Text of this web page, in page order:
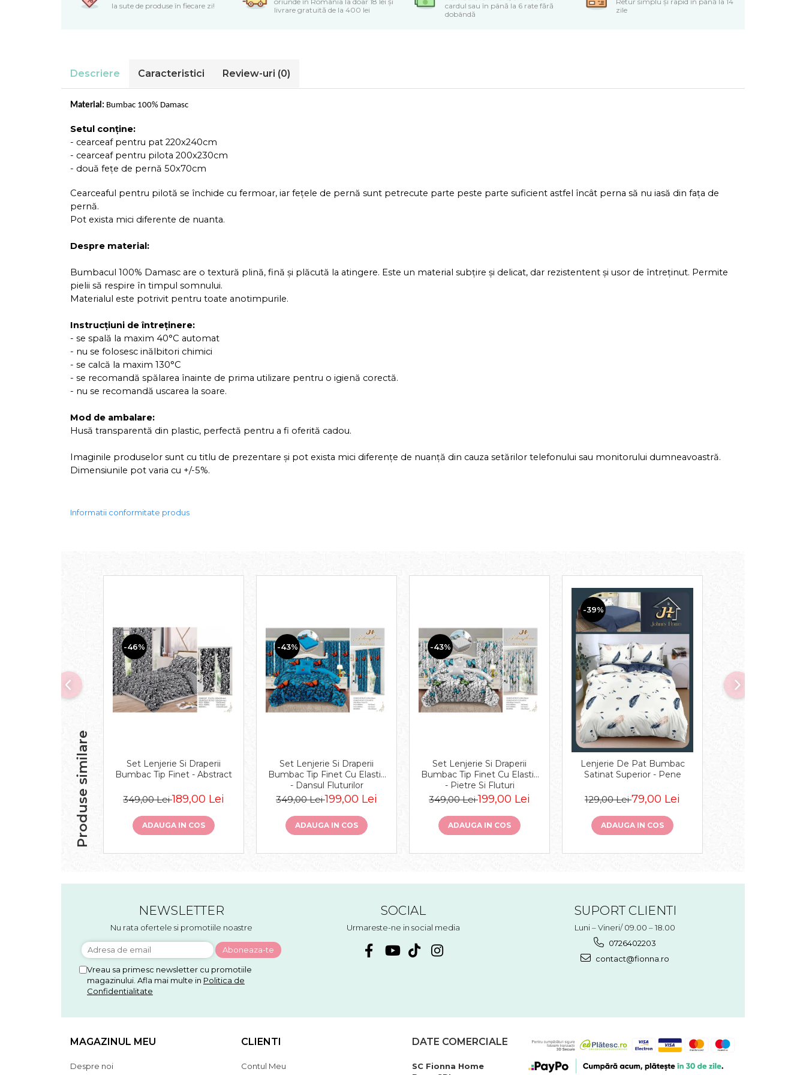
Bumbac 100% Poplin Hobby
Lenjerii Jacquard
Lenjerii Creponate
Lenjerii pentru PASTE
Huse De Pat Tricotate 180x200cmla sute de produse în fiecare zi!
livrare gratuită de la 400 lei
cardul sau în până la 6 rate fără
dobândă
zile
Descriere Caracteristici Review-uri (0)
Material: Bumbac 100% Damasc
Setul conține:
- cearceaf pentru pat 220x240cm
- cearceaf pentru pilota 200x230cm
- două fețe de pernă 50x70cm
Cearceaful pentru pilotă se închide cu fermoar, iar fețele de pernă sunt petrecute parte peste parte suficient astfel încât perna să nu iasă din fața de
pernă.
Pot exista mici diferente de nuanta.
Despre material:
Bumbacul 100% Damasc are o textură plină, fină și plăcută la atingere. Este un material subțire și delicat, dar rezistentent și usor de întreținut. Permite
pielii să respire în timpul somnului.
Materialul este potrivit pentru toate anotimpurile.
Instrucțiuni de întreținere:
- se spală la maxim 40°C automat
- nu se folosesc inălbitori chimici
- se calcă la maxim 130°C
- se recomandă spălarea înainte de prima utilizare pentru o igienă corectă.
- nu se recomandă uscarea la soare.
Mod de ambalare:
Husă transparentă din plastic, perfectă pentru a fi oferită cadou.
Imaginile produselor sunt cu titlu de prezentare și pot exista mici diferențe de nuanță din cauza setărilor telefonului sau monitorului dumneavoastră.
Dimensiunile pot varia cu +/-5%.
Informatii conformitate produs
Produse similare
-46%
Set Lenjerie Si Draperii
Bumbac Tip Finet - Abstract
349,00 Lei189,00 Lei
ADAUGA IN COS
-43%
Set Lenjerie Si Draperii
Bumbac Tip Finet Cu Elastic
- Dansul Fluturilor
349,00 Lei199,00 Lei
ADAUGA IN COS
-43%
Set Lenjerie Si Draperii
Bumbac Tip Finet Cu Elastic
- Pietre Si Fluturi
349,00 Lei199,00 Lei
ADAUGA IN COS
-39%
Lenjerie De Pat Bumbac
Satinat Superior - Pene
129,00 Lei79,00 Lei
ADAUGA IN COS
-32%
NEWSLETTER
Nu rata ofertele si promotiile noastre
Vreau sa primesc newsletter cu promotiile
magazinului. Afla mai multe in Politica de
Confidentialitate
SOCIAL
Urmareste-ne in social media
SUPORT CLIENTI
Luni – Vineri/ 09.00 – 18.00
0726402203
contact@fionna.ro
MAGAZINUL MEU
Despre noi
CLIENTI
Contul Meu
DATE COMERCIALE
SC Fionna Home